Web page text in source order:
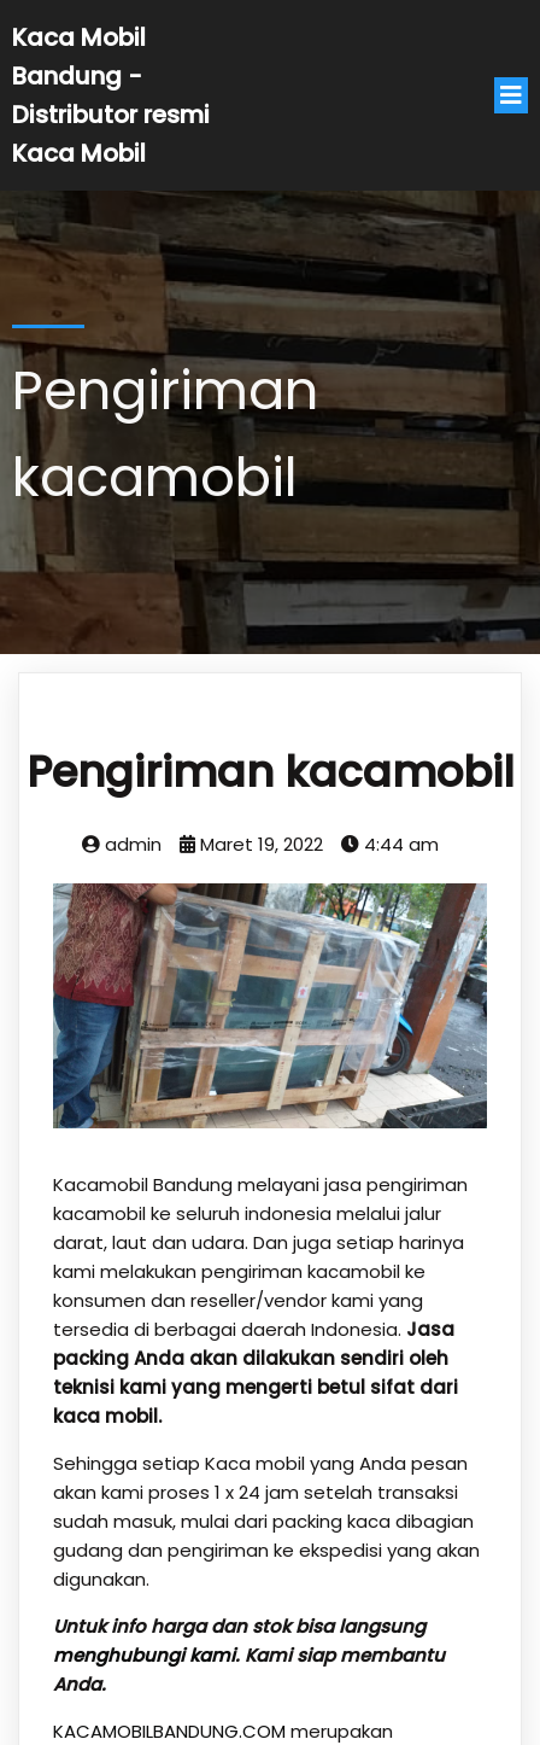
Kaca Mobil
Bandung -
Distributor resmi
Kaca Mobil
Pengiriman
kacamobil
Pengiriman kacamobil
admin Maret 19, 2022 4:44 am
Kacamobil Bandung melayani jasa pengiriman
kacamobil ke seluruh indonesia melalui jalur
darat, laut dan udara. Dan juga setiap harinya
kami melakukan pengiriman kacamobil ke
konsumen dan reseller/vendor kami yang
tersedia di berbagai daerah Indonesia. Jasa
packing Anda akan dilakukan sendiri oleh
teknisi kami yang mengerti betul sifat dari
kaca mobil.
Sehingga setiap Kaca mobil yang Anda pesan
akan kami proses 1 x 24 jam setelah transaksi
sudah masuk, mulai dari packing kaca dibagian
gudang dan pengiriman ke ekspedisi yang akan
digunakan.
Untuk info harga dan stok bisa langsung
menghubungi kami. Kami siap membantu
Anda.
KACAMOBILBANDUNG.COM merupakan